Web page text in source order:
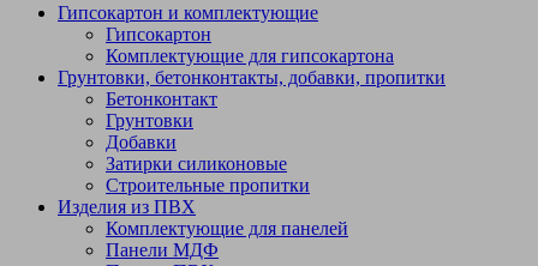
Гипсокартон и комплектующие
Гипсокартон
Комплектующие для гипсокартона
Грунтовки, бетонконтакты, добавки, пропитки
Бетонконтакт
Грунтовки
Добавки
Затирки силиконовые
Строительные пропитки
Изделия из ПВХ
Комплектующие для панелей
Панели МДФ